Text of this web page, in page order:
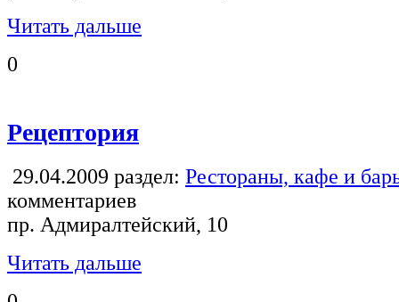
Читать дальше
0
Рецептория
29.04.2009 раздел: Рестораны, кафе и
комментариев
пр. Адмиралтейский, 10
Читать дальше